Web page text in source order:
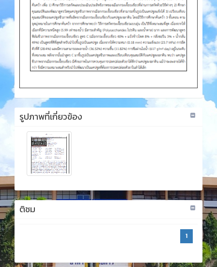
รูปภาพที่เกี่ยวข้อง
ติชม
1